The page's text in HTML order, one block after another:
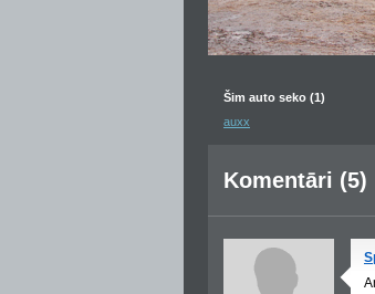
Šim auto seko (1)
auxx
Komentāri (5)